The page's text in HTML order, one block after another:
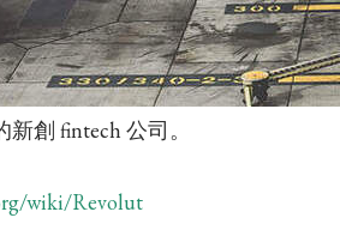
創 fintech 公司。
wiki/Revolut